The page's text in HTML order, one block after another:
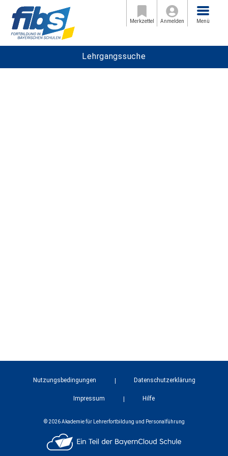
Merkzettel Anmelden
Menü
Menü
Lehrgangssuche
Nutzungsbedingungen Datenschutzerklärung
Impressum Hilfe
© 2026 Akademie für Lehrerfortbildung und Personalführung